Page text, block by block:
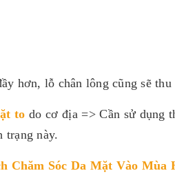
hơn, lỗ chân lông cũng sẽ
to do cơ địa => Cần sử dụng
trạng này.
Chăm Sóc Da Mặt Vào Mùa